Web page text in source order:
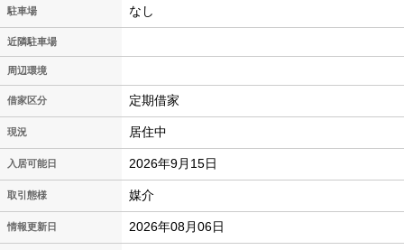
駐車場 なし
近隣駐車場
周辺環境
借家区分 定期借家
現況 居住中
入居可能日 2026年9月15日
取引態様 媒介
情報更新日 2026年08月06日